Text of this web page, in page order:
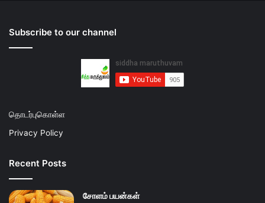
Subscribe to our channel
தொடர்புகொள்ள
Privacy Policy
Recent Posts
சோளம் பயன்கள்